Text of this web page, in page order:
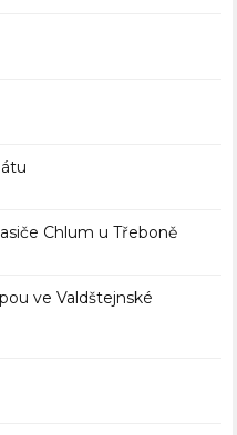
Chlum u Třeboně
ve Valdštejnské